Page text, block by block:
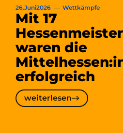
26.Juni2026 — Wettkämpfe
Mit 17
waren die
erfolgreich
weiterlesen
weiterlesen